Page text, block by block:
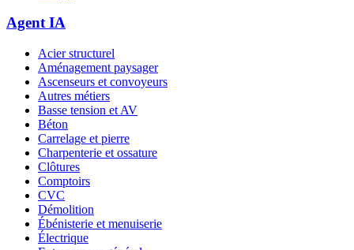
Agent IA
Acier structurel
Aménagement paysager
Ascenseurs et convoyeurs
Autres métiers
Basse tension et AV
Béton
Carrelage et pierre
Charpenterie et ossature
Clôtures
Comptoirs
CVC
Démolition
Ébénisterie et menuiserie
Électrique